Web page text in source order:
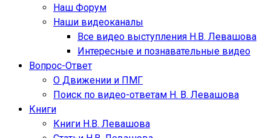
Наш Форум
Наши видеоканалы
Все видео выступления Н.В. Левашова
Интересные и познавательные видео
Вопрос-Ответ
О Движении и ПМГ
Поиск по видео-ответам Н. В. Левашова
Книги
Книги Н.В. Левашова